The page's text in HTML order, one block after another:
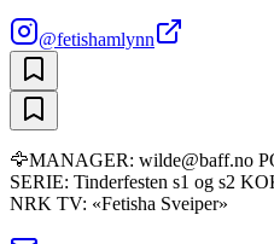
@fetishamlynn
🦅MANAGER: wilde@baff.no
SERIE: Tinderfesten s1 og s2
NRK TV: «Fetisha Sveiper»